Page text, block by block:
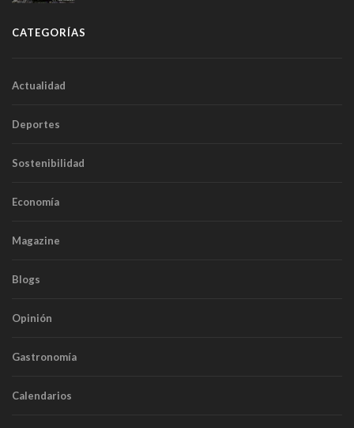
CATEGORÍAS
Actualidad
Deportes
Sostenibilidad
Economía
Magazine
Blogs
Opinión
Gastronomía
Calendarios